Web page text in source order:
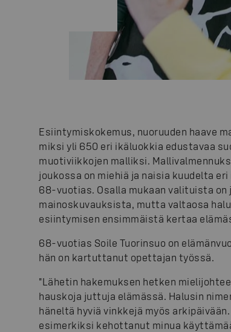
Esiintymiskokemus, nuoruuden haave
miksi yli 650 eri ikäluokkia edustavaa
muotiviikkojen malliksi.
joukossa on miehiä ja naisia kuudelta
68-vuotias. Osalla mukaan valituista
mainoskuvauksista, mutta valtaosa
esiintymisen ensimmäistä kertaa
68-vuotias Soile Tuorinsuo on
hän on kartuttanut opettajan työssä.
"Lähetin hakemuksen hetken
hauskoja juttuja elämässä. Halusin
häneltä hyviä vinkkejä myös
esimerkiksi kehottanut minua